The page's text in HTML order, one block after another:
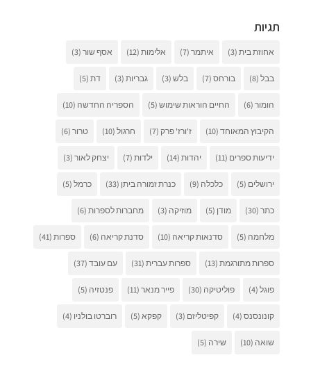
תגיות
אחוזת בית(3) איתמר(7) אלימות(12) אסף שור(3)
בבל(8) בורחס(7) בלש(3) גבריות(3) דת(5)
הומור(6) החיים הוראות שימוש(5) הספריה החדשה (10)
הקיבוץ המאוחד(10) ז'ורז' פרק(7) חרגול(10) טרור(6)
ידיעות ספרים (11) יהדות(14) ילדות(7) יצחק לאור(3)
ירושלים (5) כלכלה (9) כנרת זמורה ביתן (33) כרמל(5)
כתר(30) מודן (5) מוזיקה (3) מחברות לספרות(6)
מלחמה (5) סדנאות קריאה (10) סדנת קריאה (6) ספרות(41)
ספרות מתורגמת(13) ספרות עברית(31) עם עובד(37)
פוגל(4) פוליטיקה (30) פייר מנאר(11) פנטזיה (5)
קונונסנס(4) קפיטליזם (3) קפקא(5) רוברטו בולניו (4)
שואה (10) שירה (5)